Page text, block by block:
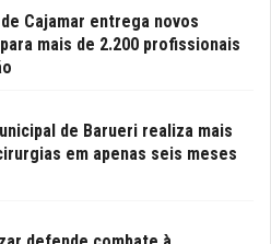
Cajamar entrega novos
mais de 2.200 profissionais
de Barueri realiza mais
em apenas seis meses